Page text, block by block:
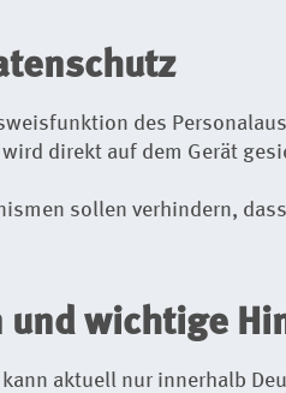
des
direkt auf dem Gerät
sollen verhindern,
und wichtige
aktuell nur innerhalb